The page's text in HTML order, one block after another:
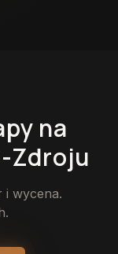
na
Zdroju
i wycena.